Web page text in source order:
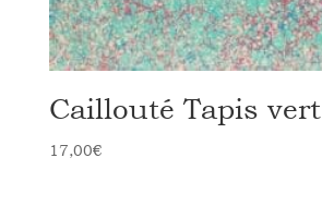
Caillouté Tapis vert
17,00€